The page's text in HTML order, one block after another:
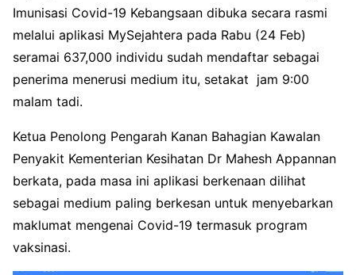
Imunisasi Covid-19 Kebangsaan dibuka secara rasmi
melalui aplikasi MySejahtera pada Rabu (24 Feb)
seramai 637,000 individu sudah mendaftar sebagai
penerima menerusi medium itu, setakat jam 9:00
malam tadi.
Ketua Penolong Pengarah Kanan Bahagian Kawalan
Penyakit Kementerian Kesihatan Dr Mahesh Appannan
berkata, pada masa ini aplikasi berkenaan dilihat
sebagai medium paling berkesan untuk menyebarkan
maklumat mengenai Covid-19 termasuk program
vaksinasi.